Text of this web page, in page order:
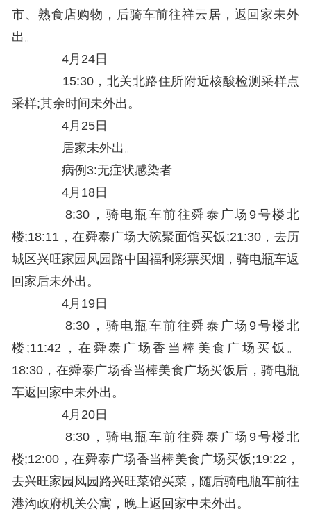
市、熟食店购物，后骑车前往祥云居，返回家未外
出。
4月24日
15:30，北关北路住所附近核酸检测采样点
采样;其余时间未外出。
4月25日
居家未外出。
病例3:无症状感染者
4月18日
8:30，骑电瓶车前往舜泰广场9号楼北
楼;18:11，在舜泰广场大碗聚面馆买饭;21:30，去历
城区兴旺家园凤园路中国福利彩票买烟，骑电瓶车返
回家后未外出。
4月19日
8:30，骑电瓶车前往舜泰广场9号楼北
楼;11:42，在舜泰广场香当棒美食广场买饭。
18:30，在舜泰广场香当棒美食广场买饭后，骑电瓶
车返回家中未外出。
4月20日
8:30，骑电瓶车前往舜泰广场9号楼北
楼;12:00，在舜泰广场香当棒美食广场买饭;19:22，
去兴旺家园凤园路兴旺菜馆买菜，随后骑电瓶车前往
港沟政府机关公寓，晚上返回家中未外出。